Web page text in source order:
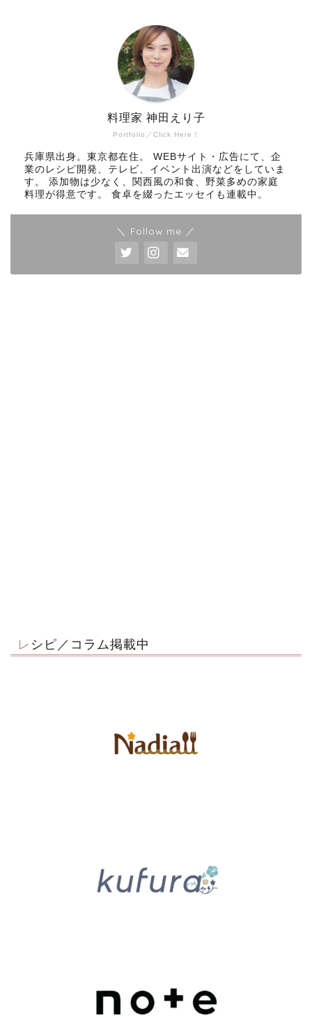
Portfolio／Click Here！
料理家 神田えり子
兵庫県出身。東京都在住。 WEBサイト・広告にて、企
業のレシピ開発、テレビ、イベント出演などをしていま
す。 添加物は少なく、関西風の和食、野菜多めの家庭
料理が得意です。 食卓を綴ったエッセイも連載中。
＼ Follow me ／
レシピ／コラム掲載中